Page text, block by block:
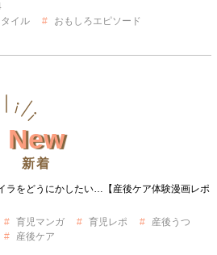
イル
おもしろエピソード
New
新着
ラをどうにかしたい…【産後ケア体験漫画レポ
育児マンガ 育児レポ
産後うつ
産後ケア